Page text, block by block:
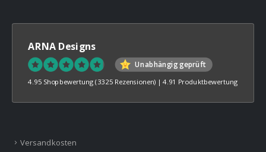
ARNA Designs
Unabhängig geprüft
4.95 Shopbewertung (3325 Rezensionen) |4.91 Produktbewertung
Versandkosten